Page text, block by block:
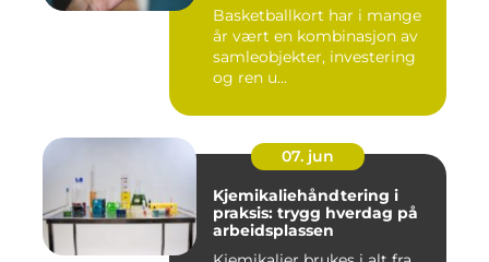
Basketballkort har i mange
år vært en kombinasjon av
samleobjekter, investering
og ren u...
07. jun
Kjemikaliehåndtering i
praksis: trygg hverdag på
arbeidsplassen